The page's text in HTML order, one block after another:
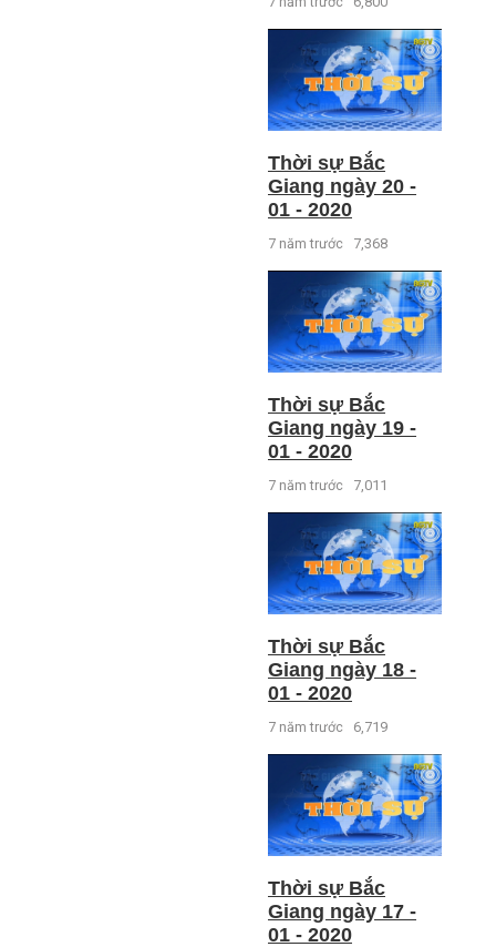
Thời sự Bắc
Giang ngày 20 -
01 - 2020
7 năm trước 7,368
Thời sự Bắc
Giang ngày 19 -
01 - 2020
7 năm trước 7,011
Thời sự Bắc
Giang ngày 18 -
01 - 2020
7 năm trước 6,719
Thời sự Bắc
Giang ngày 17 -
01 - 2020